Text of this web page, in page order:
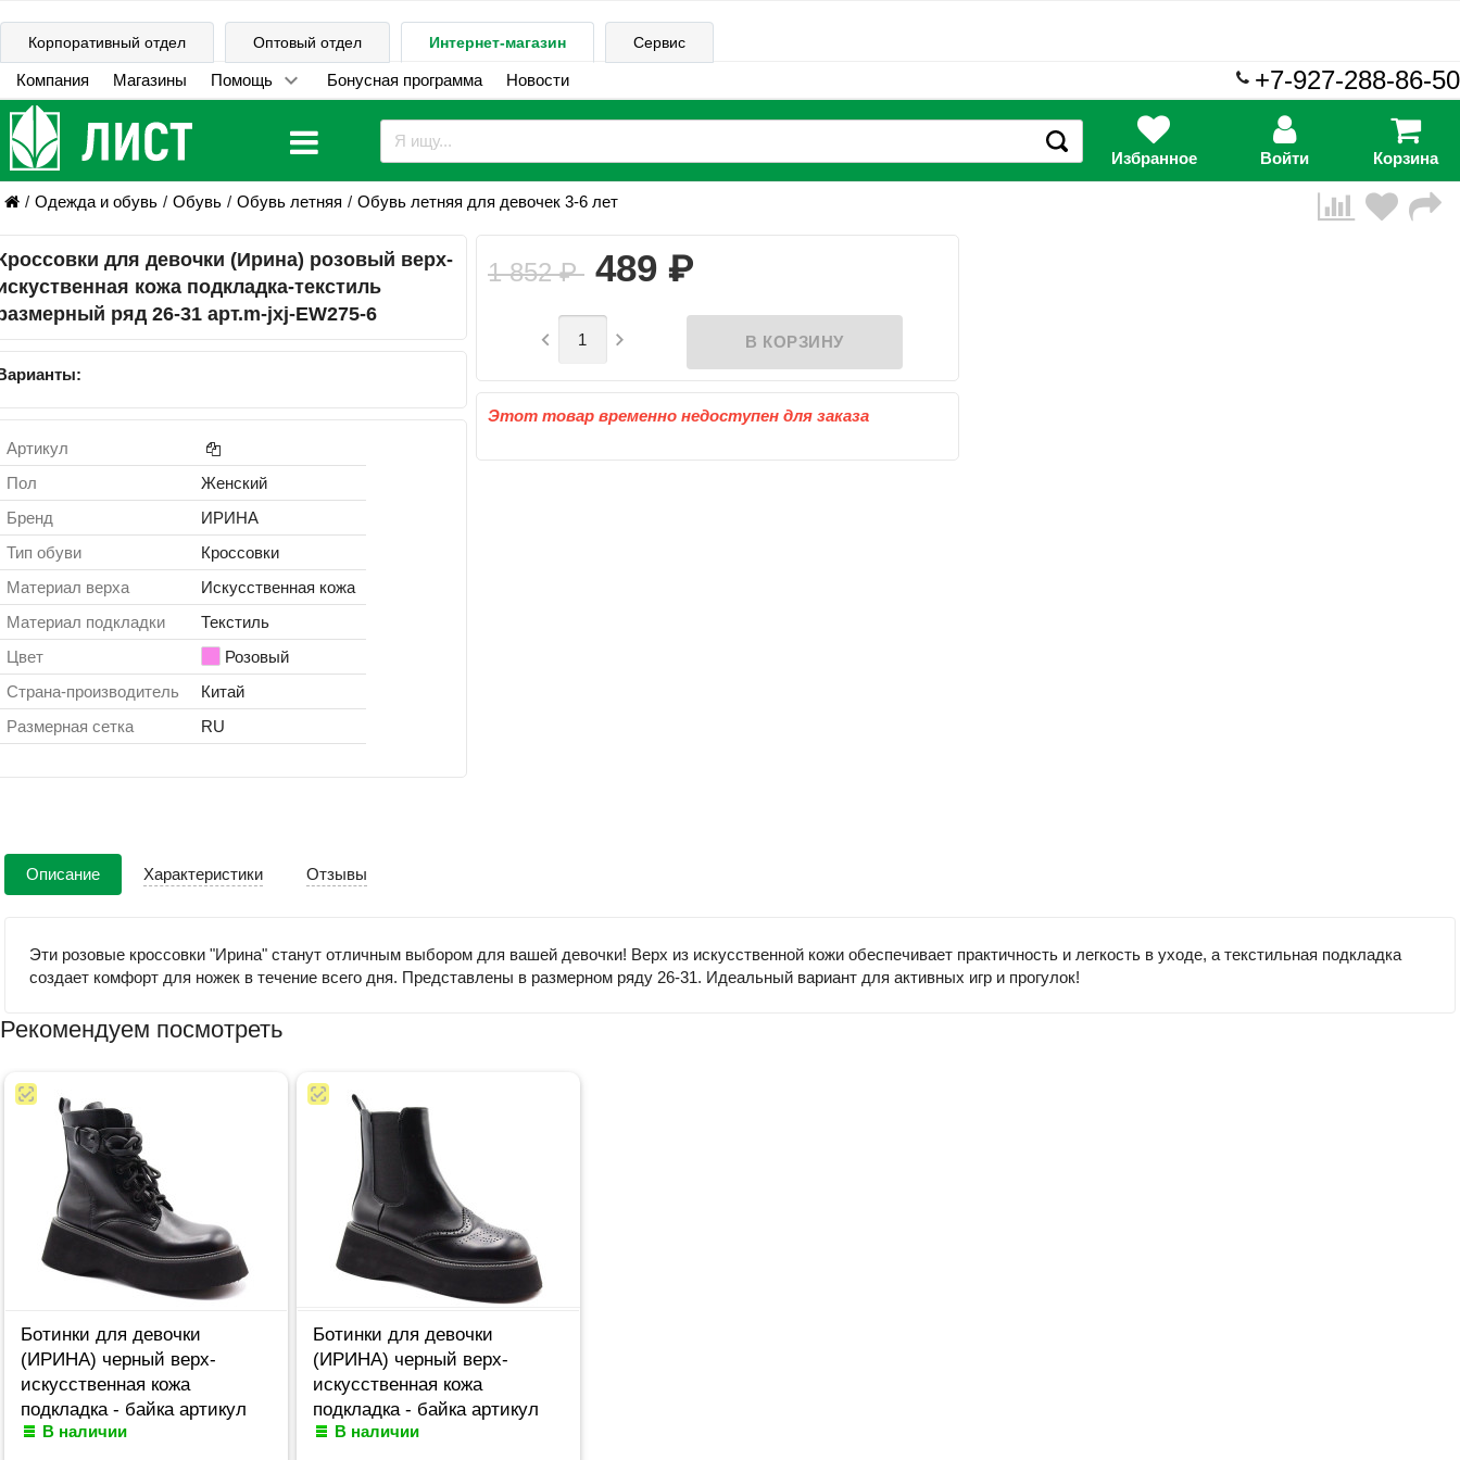
Корпоративный отдел Оптовый отдел Интернет-магазин Сервис
Компания Магазины Помощь Бонусная программа Новости +7-927-288-86-50
Избранное Войти Корзина
Одежда и обувь Обувь Обувь летняя Обувь летняя для девочек 3-6 лет
для девочки (Ирина) розовый верх-
кожа подкладка-текстиль
ряд 26-31 арт.m-jxj-EW275-6
Артикул
Пол
Женский
Бренд
ИРИНА
Тип обуви
Кроссовки
Материал верха
Искусственная кожа
Материал подкладки
Текстиль
Цвет
Розовый
Страна-производитель
Китай
Размерная сетка
RU
1 852₽ 489 ₽
 
Этот товар временно недоступен для заказа
Описание Характеристики Отзывы
Эти розовые кроссовки "Ирина" станут отличным выбором для вашей девочки! Верх из искусственной кожи обеспечивает практичность и легкость в уходе, а текстильная подкладка
создает комфорт для ножек в течение всего дня. Представлены в размерном ряду 26-31. Идеальный вариант для активных игр и прогулок!
Рекомендуем посмотреть
Ботинки для девочки
(ИРИНА) черный верх-
искусственная кожа
подкладка - байка артикул
m-jxj-TP610-16
В наличии
Ботинки для девочки
(ИРИНА) черный верх-
искусственная кожа
подкладка - байка артикул
m-jxj-TP610-27
В наличии